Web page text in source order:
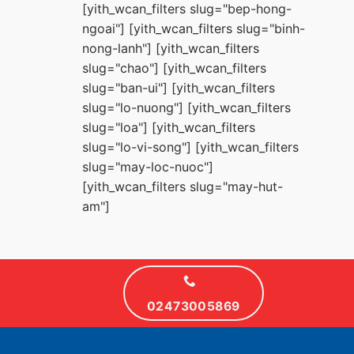
[yith_wcan_filters slug="bep-hong-
ngoai"] [yith_wcan_filters slug="binh-
nong-lanh"] [yith_wcan_filters
slug="chao"] [yith_wcan_filters
slug="ban-ui"] [yith_wcan_filters
slug="lo-nuong"] [yith_wcan_filters
slug="loa"] [yith_wcan_filters
slug="lo-vi-song"] [yith_wcan_filters
slug="may-loc-nuoc"]
[yith_wcan_filters slug="may-hut-
am"]
02473005869